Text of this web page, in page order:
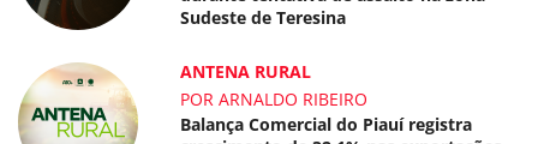
Sudeste de Teresina
ANTENA RURAL
POR ARNALDO RIBEIRO
Balança Comercial do Piauí registra